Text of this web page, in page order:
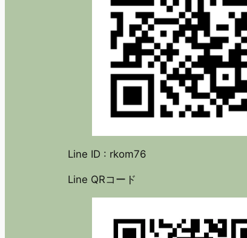
Line ID : rkom76
Line QRコード